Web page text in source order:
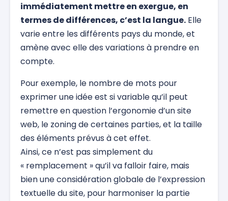
immédiatement mettre en exergue, en
termes de différences, c’est la langue. Elle
varie entre les différents pays du monde, et
amène avec elle des variations à prendre en
compte.
Pour exemple, le nombre de mots pour
exprimer une idée est si variable qu’il peut
remettre en question l’ergonomie d’un site
web, le zoning de certaines parties, et la taille
des éléments prévus à cet effet.
Ainsi, ce n’est pas simplement du
« remplacement » qu’il va falloir faire, mais
bien une considération globale de l’expression
textuelle du site, pour harmoniser la partie